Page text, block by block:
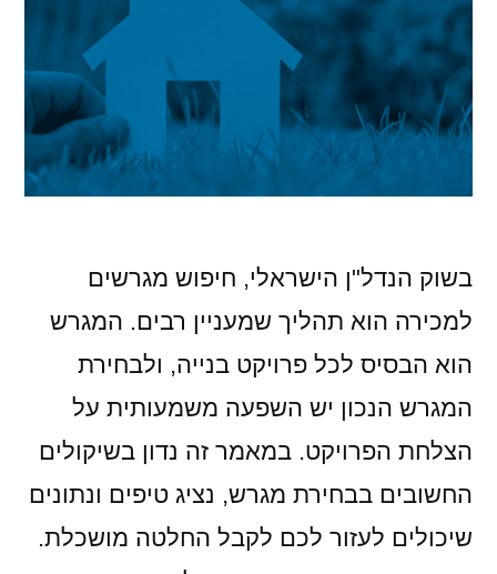
בשוק הנדל"ן הישראלי, חיפוש מגרשים
למכירה הוא תהליך שמעניין רבים. המגרש
הוא הבסיס לכל פרויקט בנייה, ולבחירת
המגרש הנכון יש השפעה משמעותית על
הצלחת הפרויקט. במאמר זה נדון בשיקולים
החשובים בבחירת מגרש, נציג טיפים ונתונים
שיכולים לעזור לכם לקבל החלטה מושכלת.